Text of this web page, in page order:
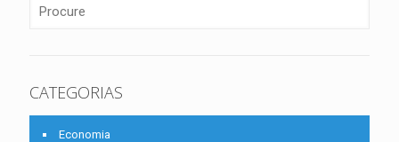
CATEGORIAS
Economia